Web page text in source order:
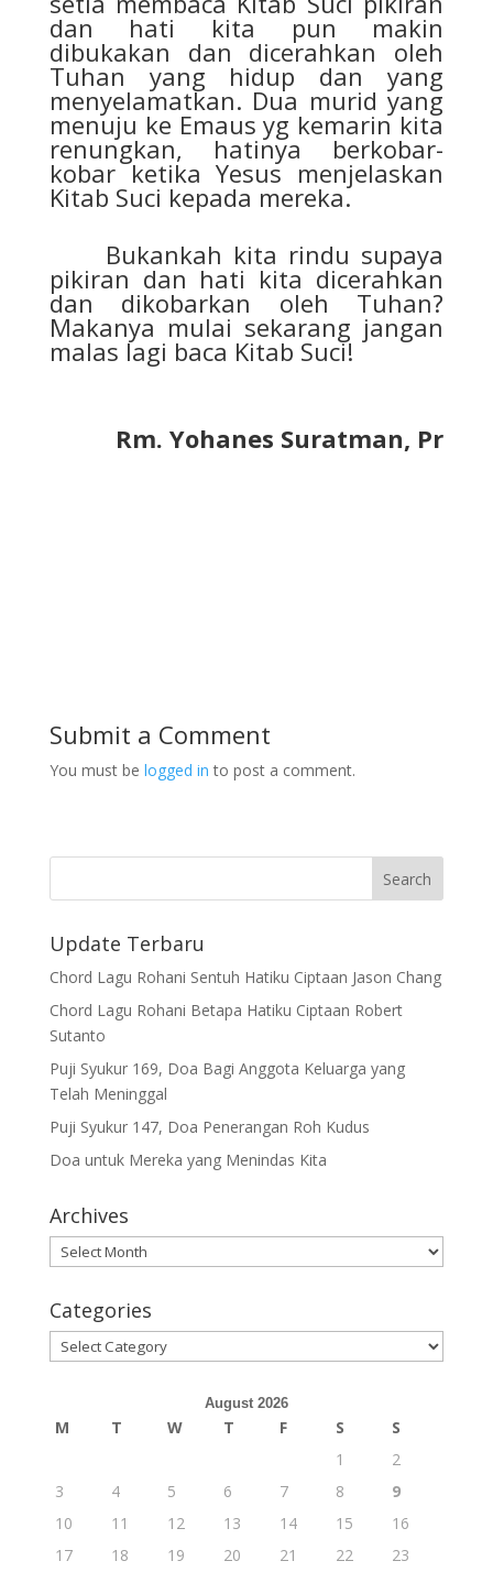
dan hati kita pun makin
dibukakan dan dicerahkan oleh
Tuhan yang hidup dan yang
menyelamatkan. Dua murid yang
menuju ke Emaus yg kemarin kita
renungkan, hatinya berkobar-
kobar ketika Yesus menjelaskan
Kitab Suci kepada mereka.
Bukankah kita rindu supaya
pikiran dan hati kita dicerahkan
dan dikobarkan oleh Tuhan?
Makanya mulai sekarang jangan
malas lagi baca Kitab Suci!
Rm. Yohanes Suratman, Pr
Submit a Comment
You must be logged in to post a comment.
Update Terbaru
Chord Lagu Rohani Sentuh Hatiku Ciptaan Jason Chang
Chord Lagu Rohani Betapa Hatiku Ciptaan Robert
Sutanto
Puji Syukur 169, Doa Bagi Anggota Keluarga yang
Telah Meninggal
Puji Syukur 147, Doa Penerangan Roh Kudus
Doa untuk Mereka yang Menindas Kita
Archives
Archives
Categories
Categories
August 2026
M T W T F S
S
1
2
3
4 5 6 7 8
9
10
11 12 13 14 15
16
17
18 19 20 21 22 23